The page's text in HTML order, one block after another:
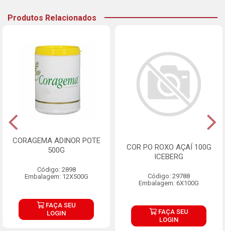
Produtos Relacionados
CORAGEMA ADINOR POTE
500G
Código: 2898
Embalagem: 12X500G
FAÇA SEU
LOGIN
COR PO ROXO AÇAÍ 100G
ICEBERG
Código: 29788
Embalagem: 6X100G
FAÇA SEU
LOGIN